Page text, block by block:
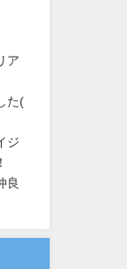
ア
た(
ジ
良